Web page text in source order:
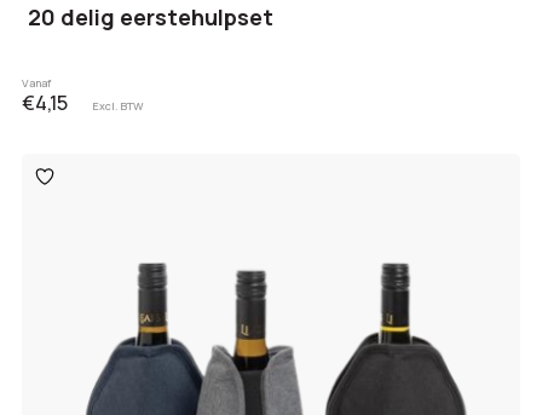
20 delig eerstehulpset
Vanaf
€4,15 Excl. BTW
Toevoegen
aan